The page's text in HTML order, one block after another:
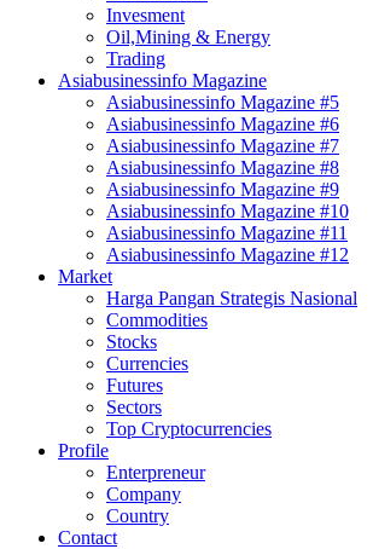
Invesment
Oil,Mining & Energy
Trading
Asiabusinessinfo Magazine
Asiabusinessinfo Magazine #5
Asiabusinessinfo Magazine #6
Asiabusinessinfo Magazine #7
Asiabusinessinfo Magazine #8
Asiabusinessinfo Magazine #9
Asiabusinessinfo Magazine #10
Asiabusinessinfo Magazine #11
Asiabusinessinfo Magazine #12
Market
Harga Pangan Strategis Nasional
Commodities
Stocks
Currencies
Futures
Sectors
Top Cryptocurrencies
Profile
Enterpreneur
Company
Country
Contact